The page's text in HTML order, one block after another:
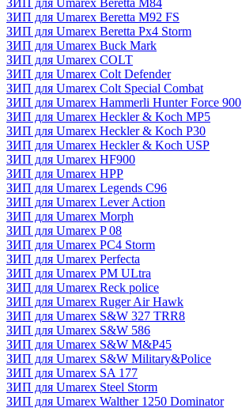
ЗИП для Umarex Beretta M84
ЗИП для Umarex Beretta M92 FS
ЗИП для Umarex Beretta Px4 Storm
ЗИП для Umarex Buck Mark
ЗИП для Umarex COLT
ЗИП для Umarex Colt Defender
ЗИП для Umarex Colt Special Combat
ЗИП для Umarex Hammerli Hunter Force 900
ЗИП для Umarex Heckler & Koch MP5
ЗИП для Umarex Heckler & Koch P30
ЗИП для Umarex Heckler & Koch USP
ЗИП для Umarex HF900
ЗИП для Umarex HPP
ЗИП для Umarex Legends C96
ЗИП для Umarex Lever Action
ЗИП для Umarex Morph
ЗИП для Umarex P 08
ЗИП для Umarex PC4 Storm
ЗИП для Umarex Perfecta
ЗИП для Umarex PM ULtra
ЗИП для Umarex Reck police
ЗИП для Umarex Ruger Air Hawk
ЗИП для Umarex S&W 327 TRR8
ЗИП для Umarex S&W 586
ЗИП для Umarex S&W M&P45
ЗИП для Umarex S&W Military&Police
ЗИП для Umarex SA 177
ЗИП для Umarex Steel Storm
ЗИП для Umarex Walther 1250 Dominator